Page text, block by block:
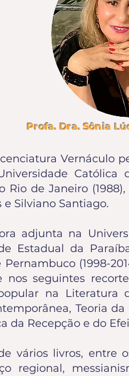
Profa. Dra. Sônia
Vernáculo
Rio de Janeiro
Silviano Santiago.
adjunta na
Estadual da
(1998-
nos seguintes
na Literatura
Teoria
da Recepção e do
vários livros, entre
regional,